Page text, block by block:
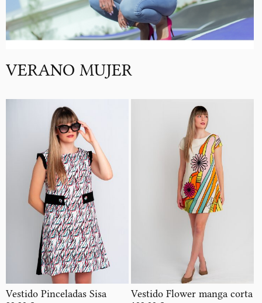
VERANO MUJER
Vestido Pinceladas Sisa Vestido Flower manga corta